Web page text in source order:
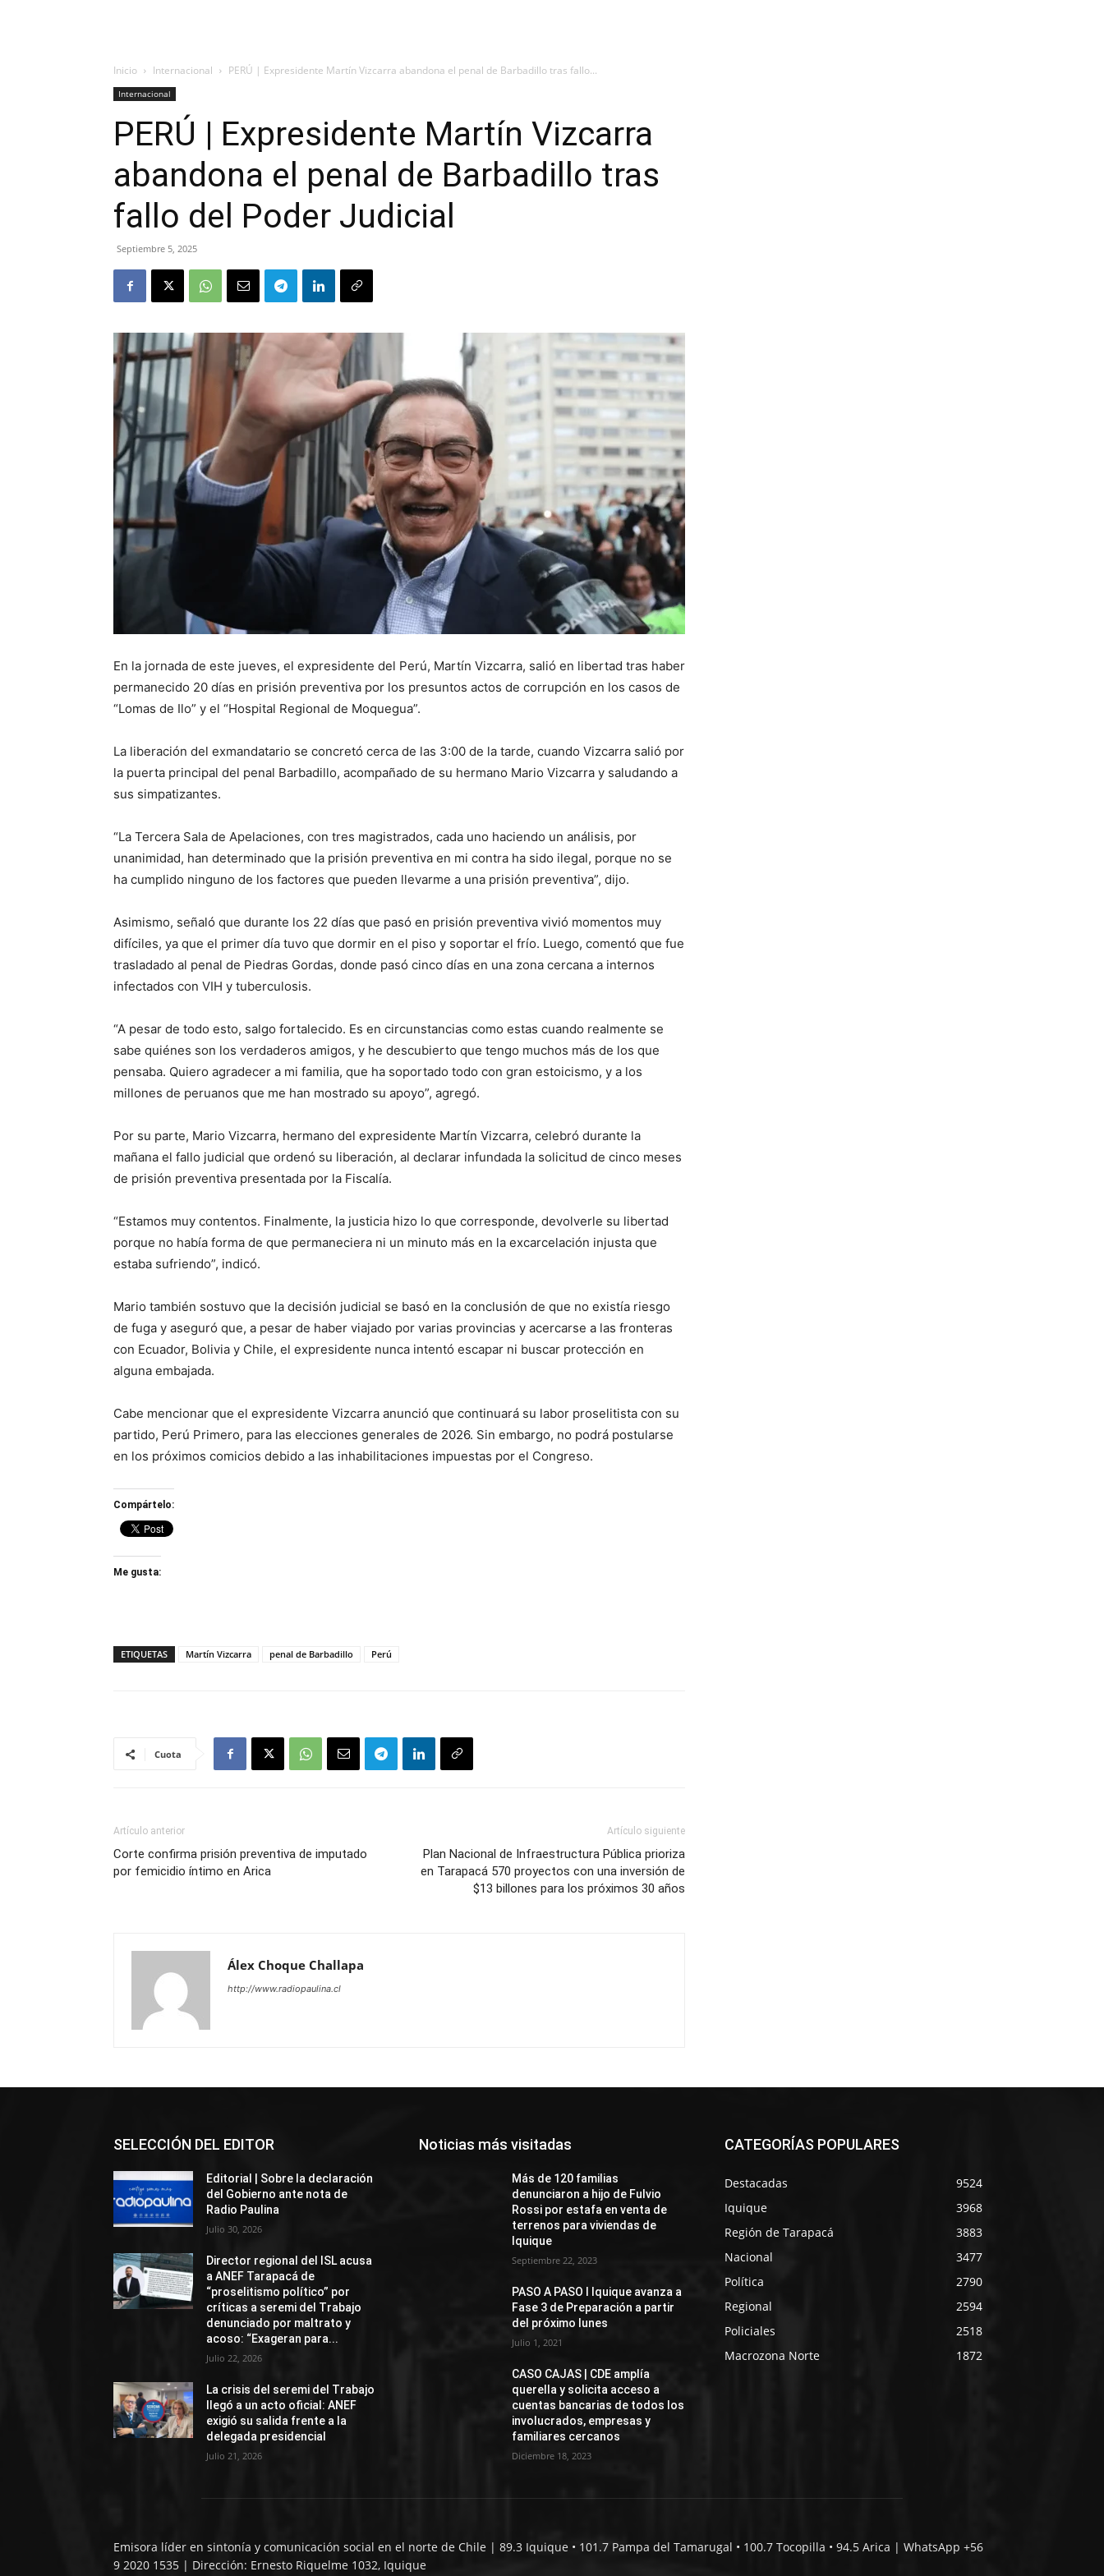
Inicio Internacional PERÚ | Expresidente Martín Vizcarra abandona el penal de Barbadillo tras fallo...
Internacional
PERÚ | Expresidente Martín Vizcarra
abandona el penal de Barbadillo tras
fallo del Poder Judicial
Septiembre 5, 2025
En la jornada de este jueves, el expresidente del Perú, Martín Vizcarra, salió en libertad tras haber
permanecido 20 días en prisión preventiva por los presuntos actos de corrupción en los casos de
“Lomas de Ilo” y el “Hospital Regional de Moquegua”.
La liberación del exmandatario se concretó cerca de las 3:00 de la tarde, cuando Vizcarra salió por
la puerta principal del penal Barbadillo, acompañado de su hermano Mario Vizcarra y saludando a
sus simpatizantes.
“La Tercera Sala de Apelaciones, con tres magistrados, cada uno haciendo un análisis, por
unanimidad, han determinado que la prisión preventiva en mi contra ha sido ilegal, porque no se
ha cumplido ninguno de los factores que pueden llevarme a una prisión preventiva”, dijo.
Asimismo, señaló que durante los 22 días que pasó en prisión preventiva vivió momentos muy
difíciles, ya que el primer día tuvo que dormir en el piso y soportar el frío. Luego, comentó que fue
trasladado al penal de Piedras Gordas, donde pasó cinco días en una zona cercana a internos
infectados con VIH y tuberculosis.
“A pesar de todo esto, salgo fortalecido. Es en circunstancias como estas cuando realmente se
sabe quiénes son los verdaderos amigos, y he descubierto que tengo muchos más de los que
pensaba. Quiero agradecer a mi familia, que ha soportado todo con gran estoicismo, y a los
millones de peruanos que me han mostrado su apoyo”, agregó.
Por su parte, Mario Vizcarra, hermano del expresidente Martín Vizcarra, celebró durante la
mañana el fallo judicial que ordenó su liberación, al declarar infundada la solicitud de cinco meses
de prisión preventiva presentada por la Fiscalía.
“Estamos muy contentos. Finalmente, la justicia hizo lo que corresponde, devolverle su libertad
porque no había forma de que permaneciera ni un minuto más en la excarcelación injusta que
estaba sufriendo”, indicó.
Mario también sostuvo que la decisión judicial se basó en la conclusión de que no existía riesgo
de fuga y aseguró que, a pesar de haber viajado por varias provincias y acercarse a las fronteras
con Ecuador, Bolivia y Chile, el expresidente nunca intentó escapar ni buscar protección en
alguna embajada.
Cabe mencionar que el expresidente Vizcarra anunció que continuará su labor proselitista con su
partido, Perú Primero, para las elecciones generales de 2026. Sin embargo, no podrá postularse
en los próximos comicios debido a las inhabilitaciones impuestas por el Congreso.
Compártelo:
Me gusta:
ETIQUETAS Martín Vizcarra penal de Barbadillo Perú
Cuota
Artículo anterior
Corte confirma prisión preventiva de imputado
por femicidio íntimo en Arica
Artículo siguiente
Plan Nacional de Infraestructura Pública prioriza
en Tarapacá 570 proyectos con una inversión de
$13 billones para los próximos 30 años
Álex Choque Challapa
http://www.radiopaulina.cl
SELECCIÓN DEL EDITOR
Editorial | Sobre la declaración
del Gobierno ante nota de
Radio Paulina
Julio 30, 2026
Director regional del ISL acusa
a ANEF Tarapacá de
“proselitismo político” por
críticas a seremi del Trabajo
denunciado por maltrato y
acoso: “Exageran para...
Julio 22, 2026
La crisis del seremi del Trabajo
llegó a un acto oficial: ANEF
exigió su salida frente a la
delegada presidencial
Julio 21, 2026
Noticias más visitadas
Más de 120 familias
denunciaron a hijo de Fulvio
Rossi por estafa en venta de
terrenos para viviendas de
Iquique
Septiembre 22, 2023
PASO A PASO I Iquique avanza a
Fase 3 de Preparación a partir
del próximo lunes
Julio 1, 2021
CASO CAJAS | CDE amplía
querella y solicita acceso a
cuentas bancarias de todos los
involucrados, empresas y
familiares cercanos
Diciembre 18, 2023
CATEGORÍAS POPULARES
Destacadas
9524
Iquique
3968
Región de Tarapacá
3883
Nacional
3477
Política
2790
Regional
2594
Policiales
2518
Macrozona Norte
1872
Emisora líder en sintonía y comunicación social en el norte de Chile | 89.3 Iquique • 101.7 Pampa del Tamarugal • 100.7 Tocopilla • 94.5 Arica | WhatsApp +56
9 2020 1535 | Dirección: Ernesto Riquelme 1032, Iquique